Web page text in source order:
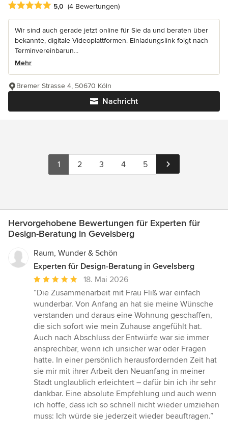
Durchschnittliche Bewertung: 5 von 5 Sternen
5,0 (4 Bewertungen)
Wir sind auch gerade jetzt online für Sie da und beraten über
bekannte, digitale Videoplattformen. Einladungslink folgt nach
Terminvereinbarun...
Mehr
Nachricht
Bremer Strasse 4, 50670 Köln
1 2 3 4 5
Hervorgehobene Bewertungen für Experten für
Design-Beratung in Gevelsberg
Raum, Wunder & Schön
Experten für Design-Beratung in Gevelsberg
Durchschnittliche
Bewertung:
5
von
5
Sternen
18. Mai 2026
“Die Zusammenarbeit mit Frau Fliß war einfach
wunderbar. Von Anfang an hat sie meine Wünsche
verstanden und daraus eine Wohnung geschaffen,
die sich sofort wie mein Zuhause angefühlt hat.
Auch nach Abschluss der Entwürfe war sie immer
ansprechbar, wenn ich unsicher war oder Fragen
hatte. In einer persönlich herausfordernden Zeit hat
sie mir mit ihrer Arbeit den Neuanfang in meiner
Stadt unglaublich erleichtert – dafür bin ich ihr sehr
dankbar. Eine absolute Empfehlung und auch wenn
ich hoffe, dass ich so schnell nicht wieder umziehen
muss: Ich würde sie jederzeit wieder beauftragen.”